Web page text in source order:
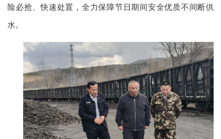
险必抢、快速处置，全力保障节日期间安全优质不间断供
水。